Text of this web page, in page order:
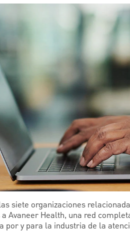
siete organizaciones
Avaneer Health, una red
por y para la industria de la